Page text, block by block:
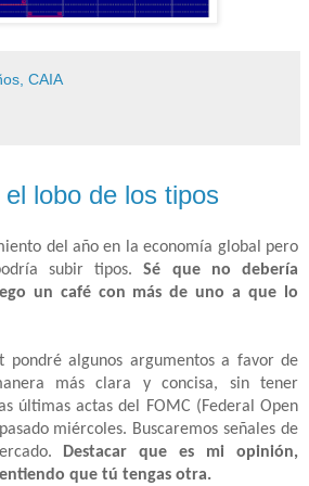
CAIA
lobo de los tipos
del año en la economía global pero
subir tipos.Sé que no debería
un café con más de uno a que lo
pondré algunos argumentos a favor de
más clara y concisa, sin tener
últimas actas del FOMC (Federal Open
miércoles. Buscaremos señales de
Destacar que es mi opinión,
que tú tengas otra.